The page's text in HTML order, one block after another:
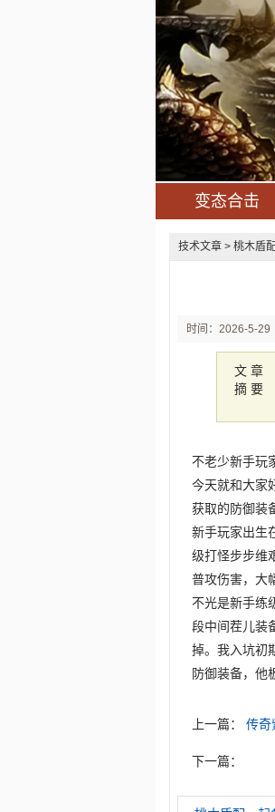
变态合击
技术文章 > 桃木盾
时间：2026-5-29
21:47:40
文 章
摘 要
不老少新手玩
今天就和大家
获取的防御装
新手玩家出生
级打怪步步维
普攻伤害，大
不光是新手练
段中间茬儿装
掉。我入坑初
防御装备，他
上一篇：传奇
下一篇：